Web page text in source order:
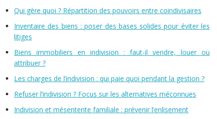
Qui gère quoi ? Répartition des pouvoirs entre coindivisaires
Inventaire des biens : poser des bases solides pour éviter les
litiges
Biens immobiliers en indivision : faut-il vendre, louer ou
attribuer ?
Les charges de l’indivision : qui paie quoi pendant la gestion ?
Refuser l’indivision ? Focus sur les alternatives méconnues
Indivision et mésentente familiale : prévenir l’enlisement